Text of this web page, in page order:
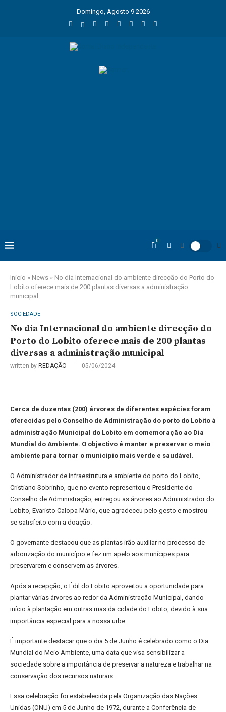
Domingo, Agosto 9 2026
0
Início » News » No dia Internacional do ambiente direcção do Porto do
Lobito oferece mais de 200 plantas diversas a administração
municipal
SOCIEDADE
No dia Internacional do ambiente direcção do
Porto do Lobito oferece mais de 200 plantas
diversas a administração municipal
written by REDAÇÃO 05/06/2024
Cerca de duzentas (200) árvores de diferentes espécies foram
oferecidas pelo Conselho de Administração do porto do Lobito à
administração Municipal do Lobito em comemoração ao Dia
Mundial do Ambiente. O objectivo é manter e preservar o meio
ambiente para tornar o município mais verde e saudável.
O Administrador de infraestrutura e ambiente do porto do Lobito,
Cristiano Sobrinho, que no evento representou o Presidente do
Conselho de Administração, entregou as árvores ao Administrador do
Lobito, Evaristo Calopa Mário, que agradeceu pelo gesto e mostrou-
se satisfeito com a doação.
O governante destacou que as plantas irão auxiliar no processo de
arborização do município e fez um apelo aos munícipes para
preservarem e conservem as árvores.
Após a recepção, o Édil do Lobito aproveitou a oportunidade para
plantar várias árvores ao redor da Administração Municipal, dando
início à plantação em outras ruas da cidade do Lobito, devido à sua
importância especial para a nossa urbe.
É importante destacar que o dia 5 de Junho é celebrado como o Dia
Mundial do Meio Ambiente, uma data que visa sensibilizar a
sociedade sobre a importância de preservar a natureza e trabalhar na
conservação dos recursos naturais.
Essa celebração foi estabelecida pela Organização das Nações
Unidas (ONU) em 5 de Junho de 1972, durante a Conferência de